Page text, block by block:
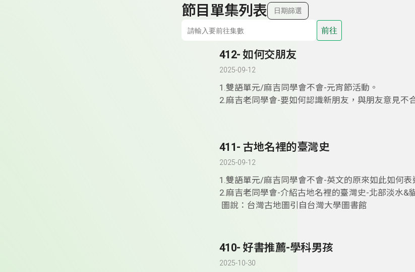
節目單集列表 日期篩選
前往
412- 如何交朋友
2025-09-12
1.雙語單元/麻吉同學會不會-元宵節活動。
2.麻吉老同學會-要如何認識新朋友，與朋友意見不
411- 古地名裡的臺灣史
2025-09-12
1.雙語單元/麻吉同學會不會-英文的原來如此如何表
2.麻吉老同學會-介紹古地名裡的臺灣史-北部淡水&
圖說：台灣古地圖引自台灣大學圖書館
410- 好書推薦-學科男孩
2025-10-30